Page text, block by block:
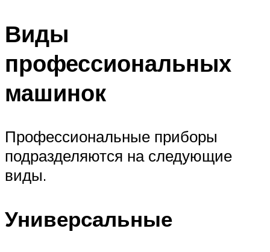
Виды
профессиональных
машинок
Профессиональные приборы
подразделяются на следующие
виды.
Универсальные